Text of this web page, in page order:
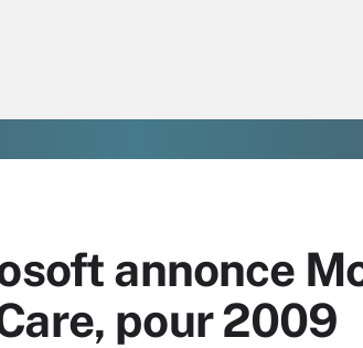
annonce
pour 2009